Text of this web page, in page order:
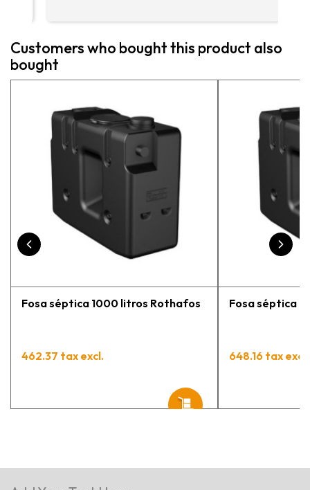
Customers who bought this product also
bought
Fosa séptica 1000 litros Rothafos
462.37 tax excl.
Fosa séptica
648.16 tax excl.